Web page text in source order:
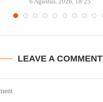
LEAVE A COMMENT